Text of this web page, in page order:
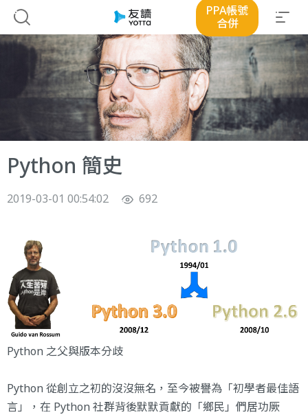
PPA帳號
合併
Python 簡史
2019-03-01 00:54:02 692
Python 之父與版本分歧
Python 從創立之初的沒沒無名，至今被譽為「初學者最佳語
言」，在 Python 社群背後默默貢獻的「鄉民」們居功厥